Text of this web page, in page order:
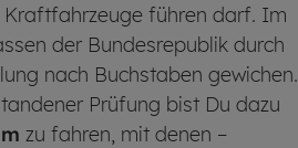
Kraftfahrzeuge führen darf. Im
der Bundesrepublik durch
nach Buchstaben gewichen.
Prüfung bist Du dazu
zu fahren, mit denen –